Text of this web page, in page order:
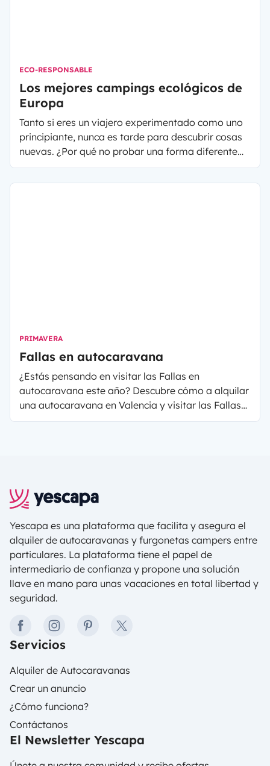
ECO-RESPONSABLE
Los mejores campings ecológicos de
Europa
Tanto si eres un viajero experimentado como uno
principiante, nunca es tarde para descubrir cosas
nuevas. ¿Por qué no probar una forma diferente
de viajar, en armonía con el medio ambiente?
PRIMAVERA
Fallas en autocaravana
¿Estás pensando en visitar las Fallas en
autocaravana este año? Descubre cómo a alquilar
una autocaravana en Valencia y visitar las Fallas
de una forma diferente y a tu propio ritmo.
Yescapa es una plataforma que facilita y asegura el
alquiler de autocaravanas y furgonetas campers entre
particulares. La plataforma tiene el papel de
intermediario de confianza y propone una solución
llave en mano para unas vacaciones en total libertad y
seguridad.
facebookinstagrampinteresttwitter
Servicios
Alquiler de Autocaravanas
Crear un anuncio
¿Cómo funciona?
Contáctanos
El Newsletter Yescapa